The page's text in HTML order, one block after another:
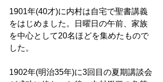
1901年(40才)に内村は自宅で聖書講義
をはじめました。日曜日の午前、家族
を中心として20名ほどを集めたもので
した。
1902年(明治35年)に3回目の夏期講談会